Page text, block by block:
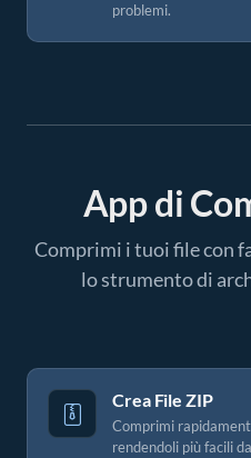
problemi.
App di
Comprimi i tuoi file con
lo strumento di
Crea File ZIP
Comprimi
rendendoli più facili